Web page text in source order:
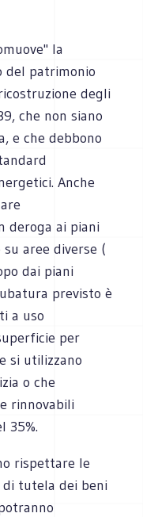
la
del patrimonio
degli
che non siano
e che debbono
Anche
deroga ai piani
aree diverse (
dai piani
previsto è
a uso
per
si utilizzano
o che
rinnovabili
35%.
rispettare le
tutela dei beni